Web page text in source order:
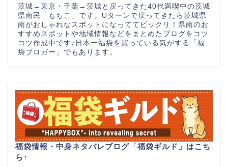
茨城→東京・千葉→茨城と戻ってきた40代満喫中の茨城
県南民「もちこ」です。Uターンで戻ってきたら茨城県
南がおしゃれなスポットになっててビックリ！県南のお
すすめスポットや地域情報などをまとめたブログをコツ
コツ作成中です♪日本一福袋を買っている気がする「福
袋ブロガー」でもあります。
福袋情報・中身ネタバレブログ「福袋ギルド」はこち
ら ↑